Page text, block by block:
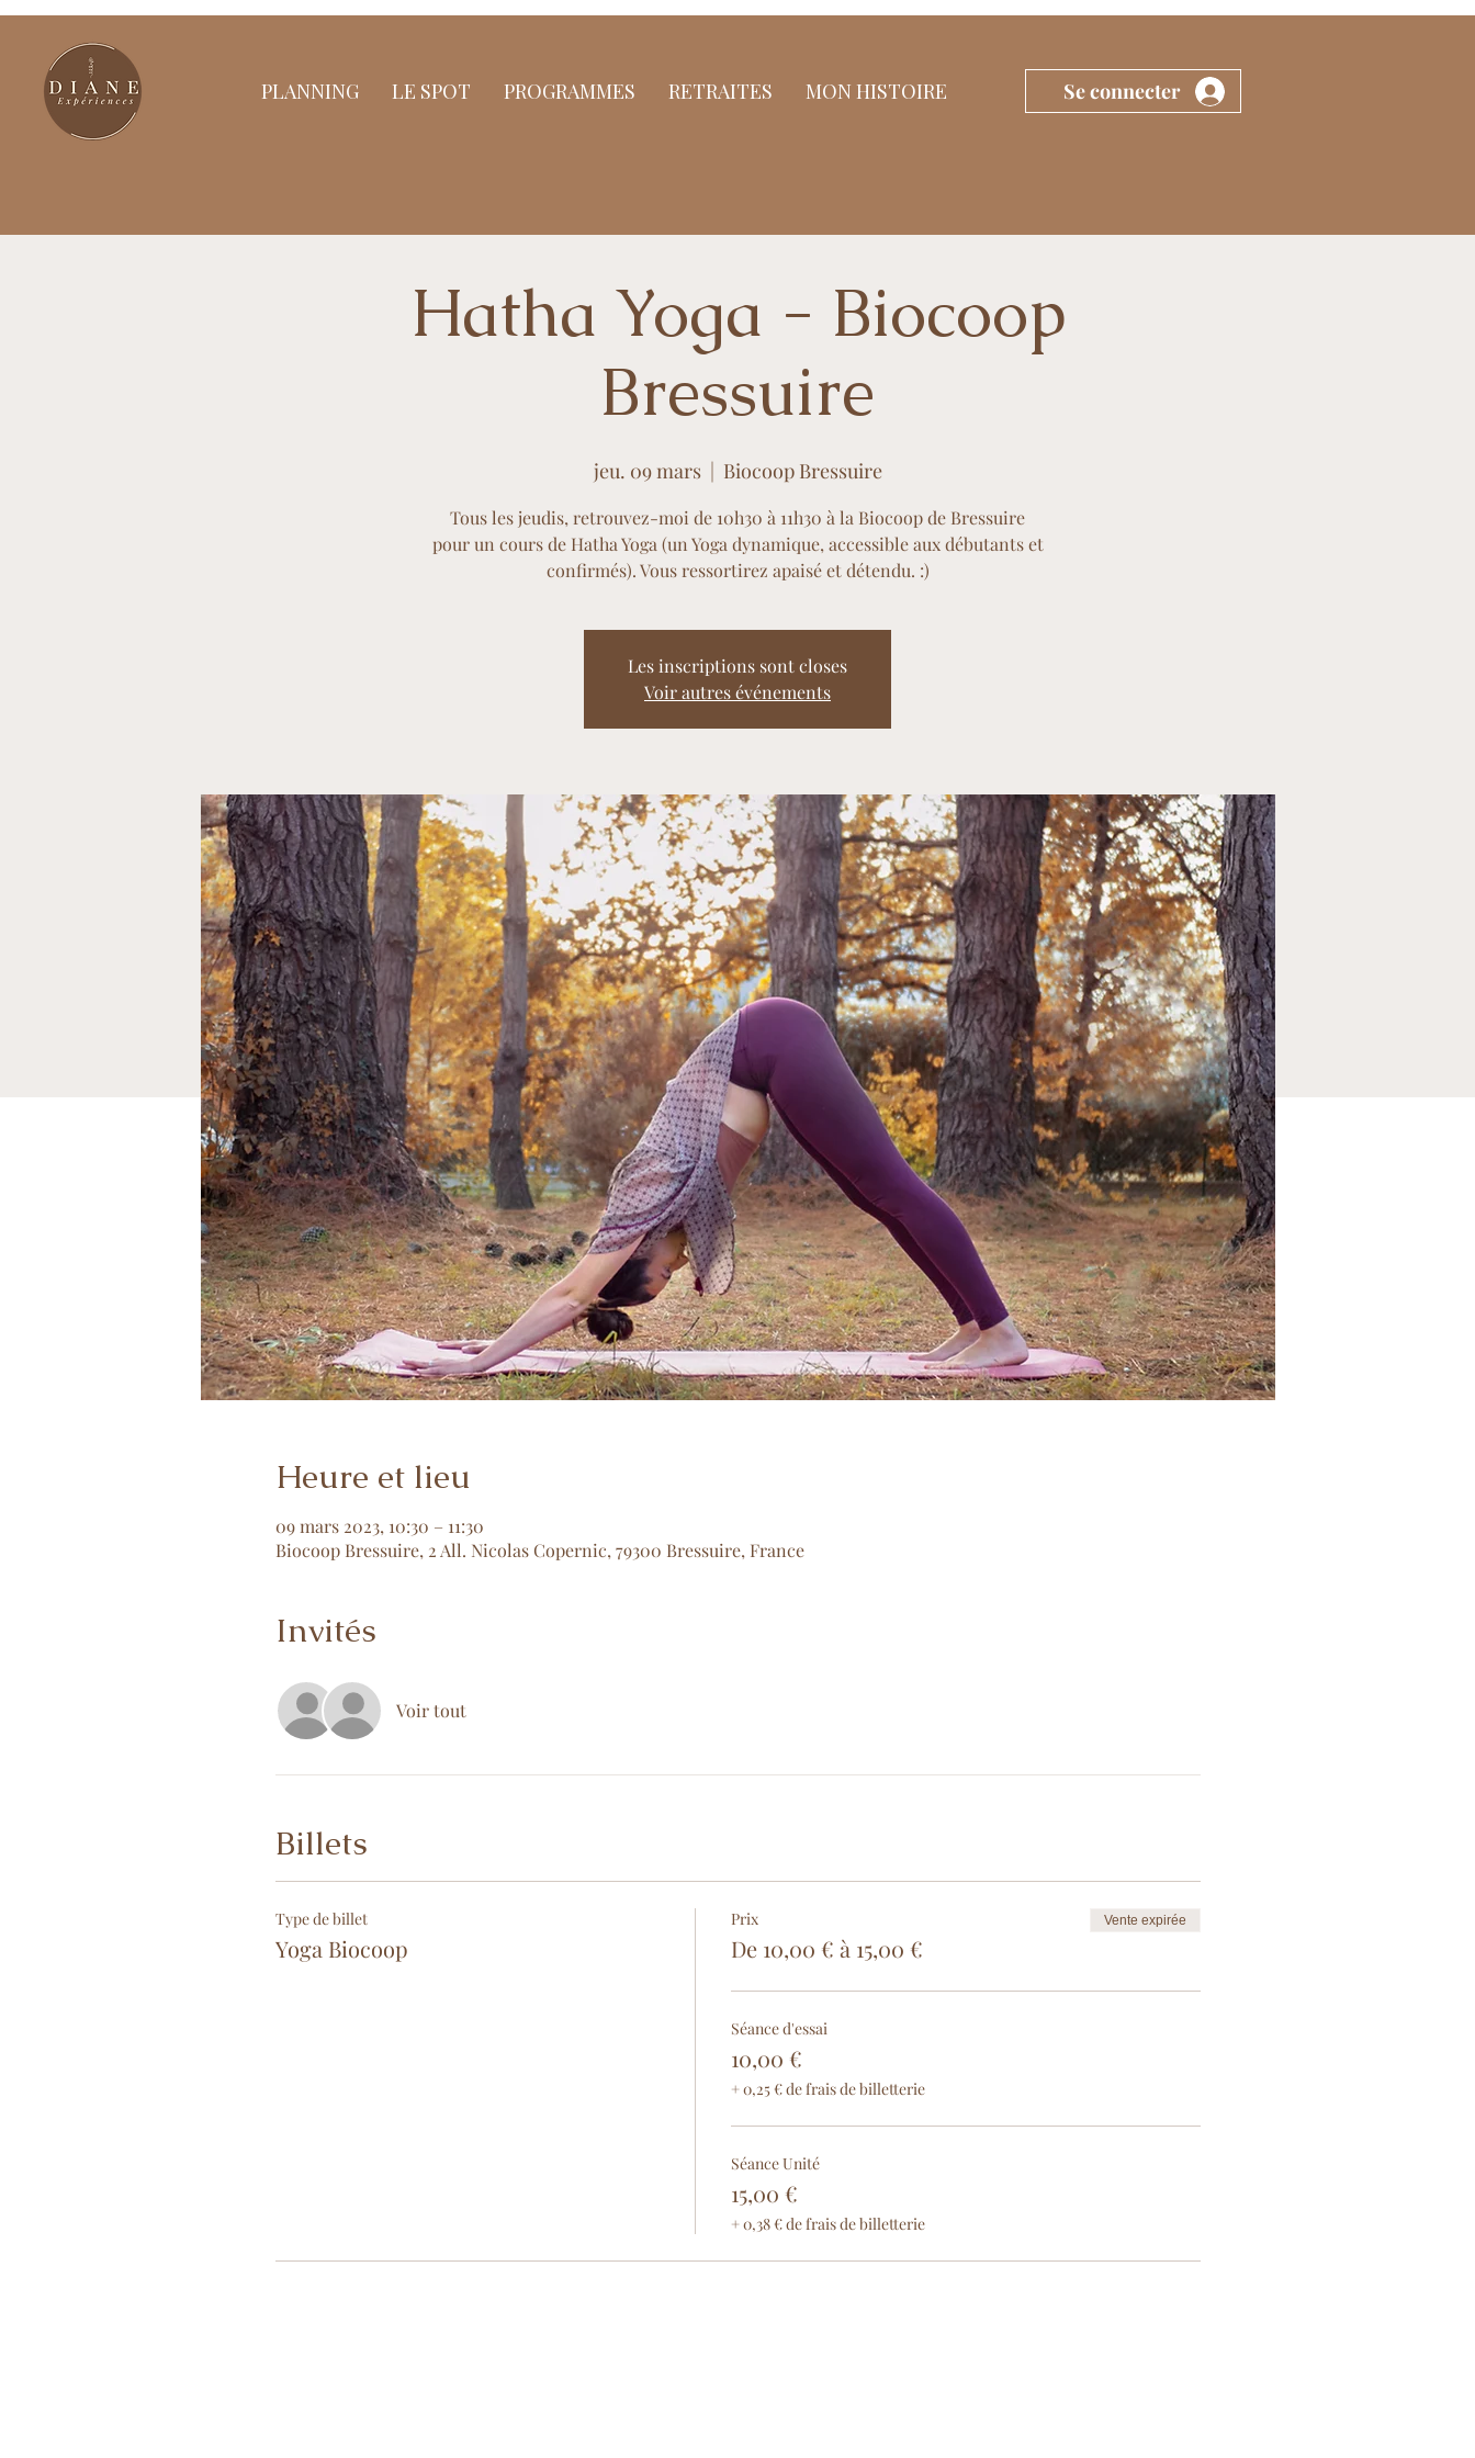
PLANNING LE SPOT PROGRAMMES RETRAITES MON HISTOIRE Se connecter
Hatha Yoga - Biocoop
Bressuire
jeu. 09 mars
  |
Biocoop Bressuire
Tous les jeudis, retrouvez-moi de 10h30 à 11h30 à la Biocoop de Bressuire
pour un cours de Hatha Yoga (un Yoga dynamique, accessible aux débutants et
confirmés). Vous ressortirez apaisé et détendu. :)
Les inscriptions sont closes
Voir autres événements
Heure et lieu
09 mars 2023, 10:30 – 11:30
Biocoop Bressuire, 2 All. Nicolas Copernic, 79300 Bressuire, France
Invités
Voir tout
Billets
Type de billet
Yoga Biocoop
Prix
De 10,00 € à 15,00 €
Vente expirée
Séance d'essai
10,00 €
+ 0,25 € de frais de billetterie
Séance Unité
15,00 €
+ 0,38 € de frais de billetterie